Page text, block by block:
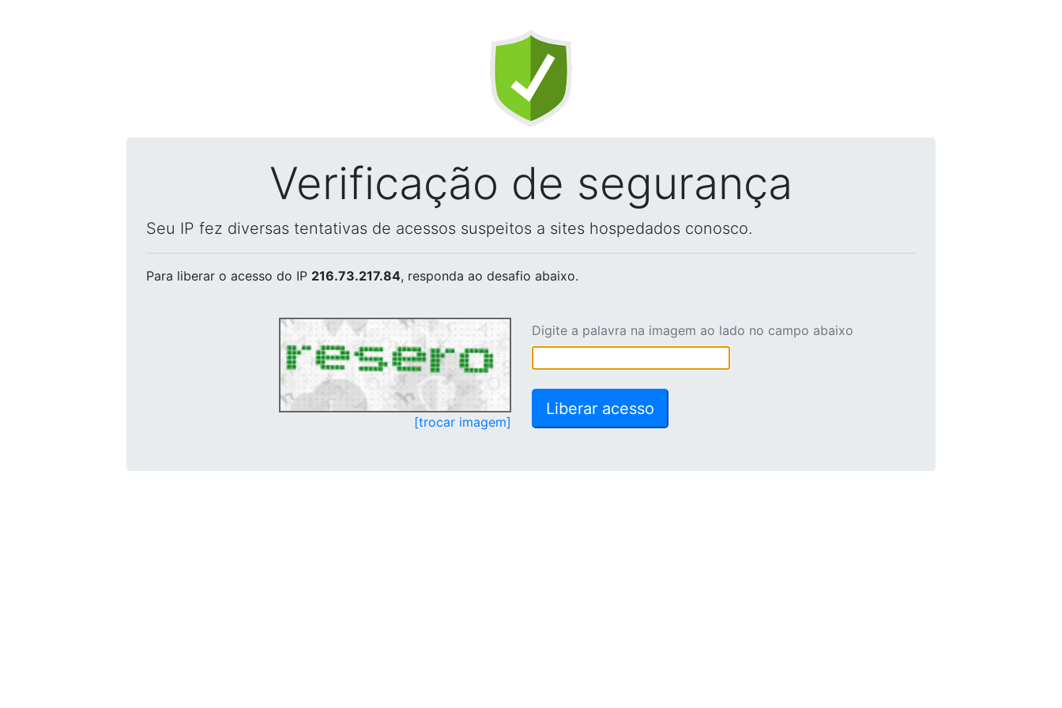
Verificação de segurança
Seu IP fez diversas tentativas de acessos suspeitos a sites hospedados conosco.
Para liberar o acesso do IP 216.73.217.84, responda ao desafio abaixo.
[trocar imagem]
Digite a palavra na imagem ao lado no campo abaixo